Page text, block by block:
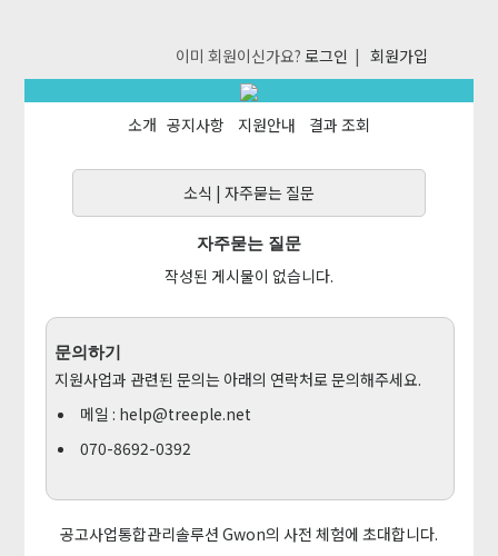
이미 회원이신가요?로그인 |회원가입
소개 공지사항 지원안내 결과 조회
소식 | 자주묻는 질문
자주묻는 질문
작성된 게시물이 없습니다.
문의하기
지원사업과 관련된 문의는 아래의 연락처로 문의해주세요.
메일 : help@treeple.net
070-8692-0392
공고사업통합관리솔루션 Gwon의 사전 체험에 초대합니다.